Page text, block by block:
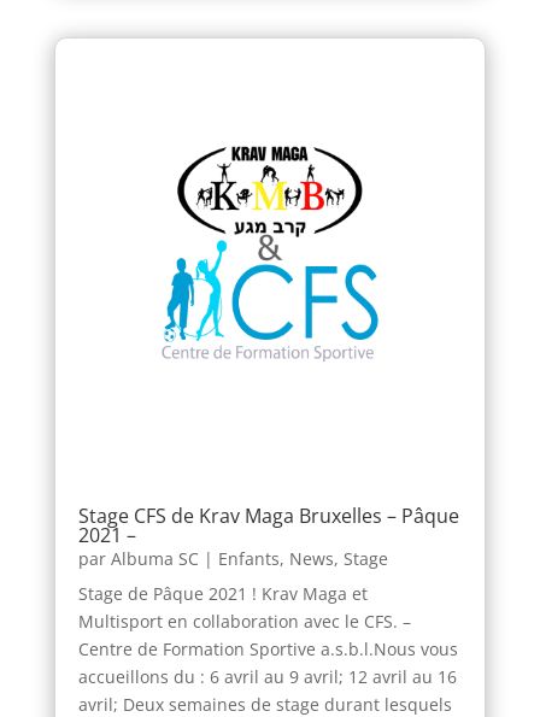
Stage CFS de Krav Maga Bruxelles – Pâque
2021 –
par Albuma SC | Enfants, News, Stage
Stage de Pâque 2021 ! Krav Maga et
Multisport en collaboration avec le CFS. –
Centre de Formation Sportive a.s.b.l.Nous vous
accueillons du : 6 avril au 9 avril; 12 avril au 16
avril; Deux semaines de stage durant lesquels